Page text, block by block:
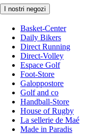
I nostri negozi
Basket-Center
Daily Bikers
Direct Running
Direct-Volley
Espace Golf
Foot-Store
Galoppostore
Golf and co
Handball-Store
House of Rugby
La sellerie de Maé
Made in Paradis